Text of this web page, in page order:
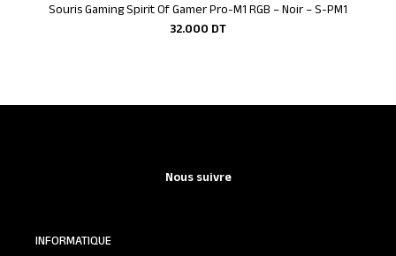
Ajouter au panier
Souris Gaming Spirit Of Gamer Pro-M1 RGB – Noir – S-PM1
32.000 DT
Nous suivre
INFORMATIQUE